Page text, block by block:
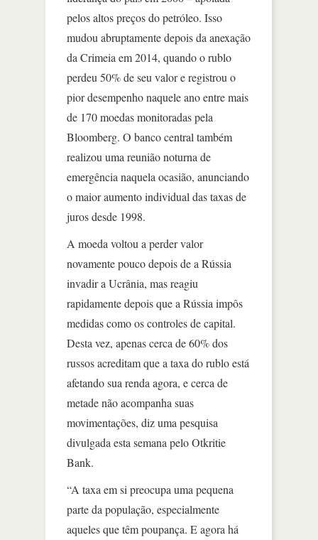
pelos altos preços do petróleo. Isso
mudou abruptamente depois da anexação
da Crimeia em 2014, quando o rublo
perdeu 50% de seu valor e registrou o
pior desempenho naquele ano entre mais
de 170 moedas monitoradas pela
Bloomberg. O banco central também
realizou uma reunião noturna de
emergência naquela ocasião, anunciando
o maior aumento individual das taxas de
juros desde 1998.
A moeda voltou a perder valor
novamente pouco depois de a Rússia
invadir a Ucrânia, mas reagiu
rapidamente depois que a Rússia impôs
medidas como os controles de capital.
Desta vez, apenas cerca de 60% dos
russos acreditam que a taxa do rublo está
afetando sua renda agora, e cerca de
metade não acompanha suas
movimentações, diz uma pesquisa
divulgada esta semana pelo Otkritie
Bank.
“A taxa em si preocupa uma pequena
parte da população, especialmente
aqueles que têm poupança. E agora há